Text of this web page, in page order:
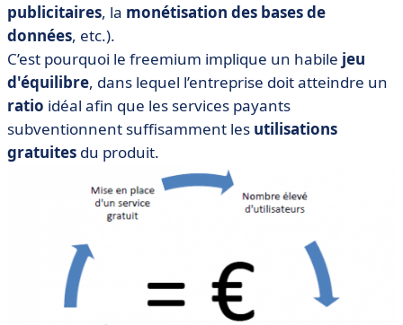
publicitaires, la monétisation des bases de
données, etc.).
C’est pourquoi le freemium implique un habile jeu
d'équilibre, dans lequel l’entreprise doit atteindre un
ratio idéal afin que les services payants
subventionnent suffisamment les utilisations
gratuites du produit.